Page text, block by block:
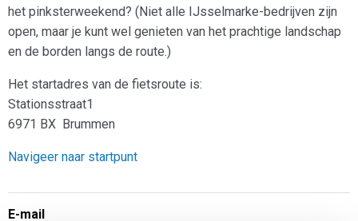
het pinksterweekend? (Niet alle IJsselmarke-bedrijven zijn
open, maar je kunt wel genieten van het prachtige landschap
en de borden langs de route.)
Het startadres van de fietsroute is:
Stationsstraat1
6971 BX Brummen
Navigeer naar startpunt
E-mail